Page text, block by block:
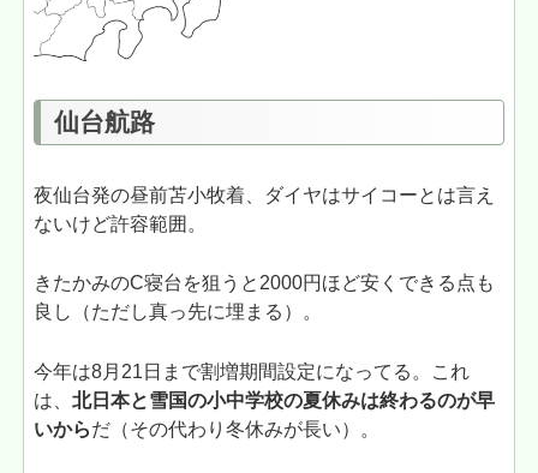
仙台航路
夜仙台発の昼前苫小牧着、ダイヤはサイコーとは言え
ないけど許容範囲。
きたかみのC寝台を狙うと2000円ほど安くできる点も
良し（ただし真っ先に埋まる）。
今年は8月21日まで割増期間設定になってる。これ
は 、北日本と雪国の小中学校の夏休みは終わるのが早
いからだ（その代わり冬休みが長い）。